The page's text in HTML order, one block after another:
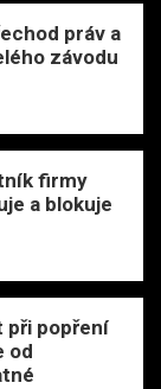
práv a
závodu
firmy
a blokuje
při popření
od